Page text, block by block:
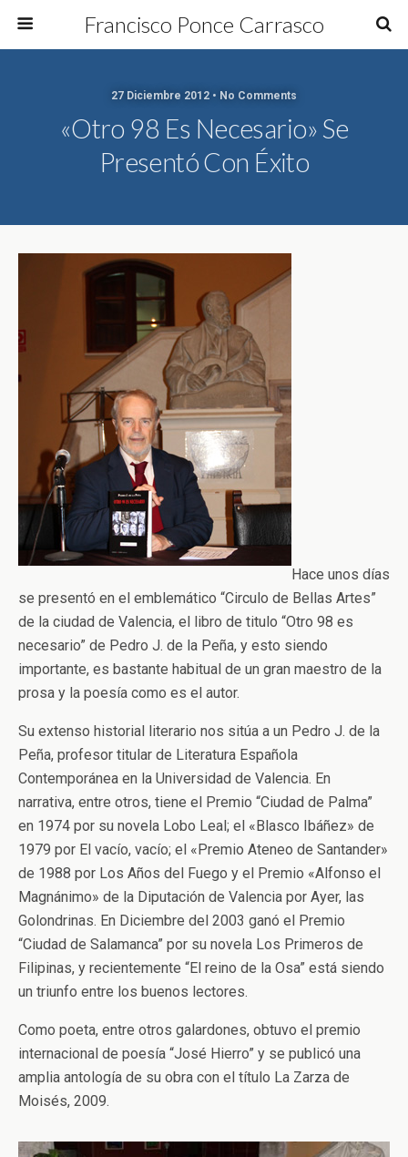
Francisco Ponce Carrasco
27 Diciembre 2012 • No Comments
«Otro 98 Es Necesario» Se
Presentó Con Éxito
Hace unos días
se presentó en el emblemático “Circulo de Bellas Artes”
de la ciudad de Valencia, el libro de titulo “Otro 98 es
necesario” de Pedro J. de la Peña, y esto siendo
importante, es bastante habitual de un gran maestro de la
prosa y la poesía como es el autor.
Su extenso historial literario nos sitúa a un Pedro J. de la
Peña, profesor titular de Literatura Española
Contemporánea en la Universidad de Valencia. En
narrativa, entre otros, tiene el Premio “Ciudad de Palma”
en 1974 por su novela Lobo Leal; el «Blasco Ibáñez» de
1979 por El vacío, vacío; el «Premio Ateneo de Santander»
de 1988 por Los Años del Fuego y el Premio «Alfonso el
Magnánimo» de la Diputación de Valencia por Ayer, las
Golondrinas. En Diciembre del 2003 ganó el Premio
“Ciudad de Salamanca” por su novela Los Primeros de
Filipinas, y recientemente “El reino de la Osa” está siendo
un triunfo entre los buenos lectores.
Como poeta, entre otros galardones, obtuvo el premio
internacional de poesía “José Hierro” y se publicó una
amplia antología de su obra con el título La Zarza de
Moisés, 2009.